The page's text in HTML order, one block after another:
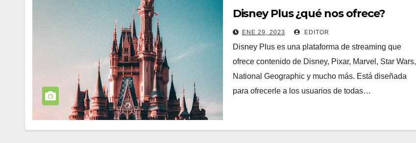
Disney Plus ¿qué nos ofrece?
ENE 29, 2023 EDITOR
Disney Plus es una plataforma de streaming que
ofrece contenido de Disney, Pixar, Marvel, Star Wars,
National Geographic y mucho más. Está diseñada
para ofrecerle a los usuarios de todas…